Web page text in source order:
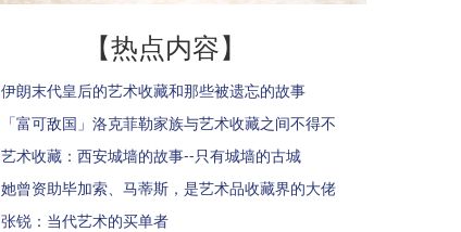
【热点内容】
伊朗末代皇后的艺术收藏和那些被遗忘的故事
「富可敌国」洛克菲勒家族与艺术收藏之间不得不
艺术收藏：西安城墙的故事--只有城墙的古城
她曾资助毕加索、马蒂斯，是艺术品收藏界的大佬
张锐：当代艺术的买单者